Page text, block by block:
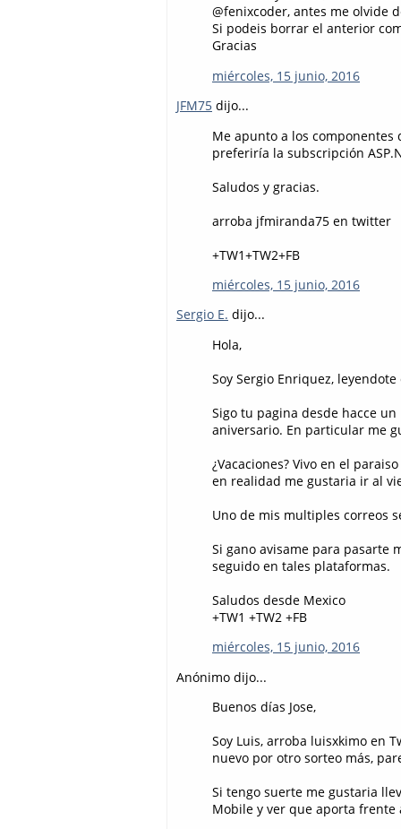
@fenixcoder, antes me olvide
Si podeis borrar el anterior
Gracias
miércoles, 15 junio, 2016
JFM75 dijo...
Me apunto a los componentes
preferiría la subscripción
Saludos y gracias.
arroba jfmiranda75 en twitter
+TW1+TW2+FB
miércoles, 15 junio, 2016
Sergio E. dijo...
Hola,
Soy Sergio Enriquez,
Sigo tu pagina desde hacce
aniversario. En particular me
¿Vacaciones? Vivo en el
en realidad me gustaria ir al
Uno de mis multiples correos
Si gano avisame para pasarte
seguido en tales plataformas.
Saludos desde Mexico
+TW1 +TW2 +FB
miércoles, 15 junio, 2016
Anónimo dijo...
Buenos días Jose,
Soy Luis, arroba luisxkimo en
nuevo por otro sorteo más,
Si tengo suerte me gustaria
Mobile y ver que aporta